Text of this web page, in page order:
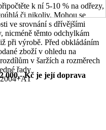
k ní 5-10 % na odřezy,
či nikoliv. Mohou se
ve srovnání s dřívějšími
nicméně těmto odchylkám
při výrobě. Před obkládáním
zboží v ohledu na
v šaržích a rozměrech
řady
000,- Kč je její doprava